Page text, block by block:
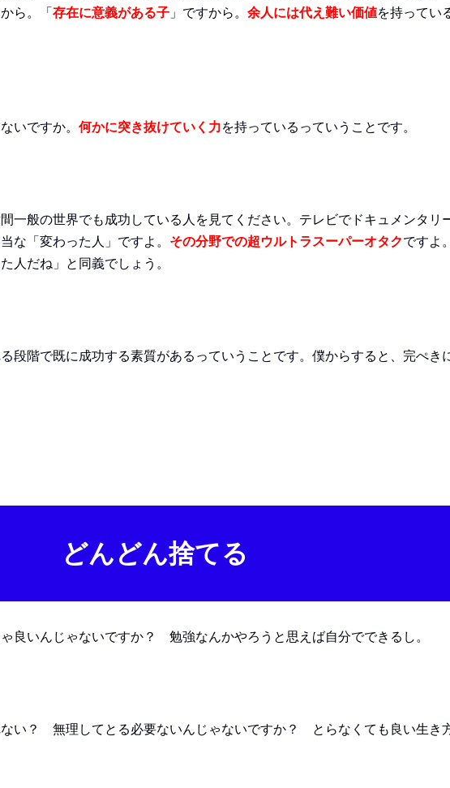
ら。「 存在に意義がある子 」ですから。 余人には代え難い価値を持ってい
いですか。 何かに突き抜けていく力を持っているっていうことです。
一般の世界でも成功している人を見てください。テレビでドキュメンタリ
な「変わった人」ですよ。 その分野での超ウルトラスーパーオタクですよ
人だね」と同義でしょう。
段階で既に成功する素質があるっていうことです。僕からすると、完ぺき
どんどん捨てる
良いんじゃないですか？ 勉強なんかやろうと思えば自分でできるし。
ない？ 無理してとる必要ないんじゃないですか？ とらなくても良い生き